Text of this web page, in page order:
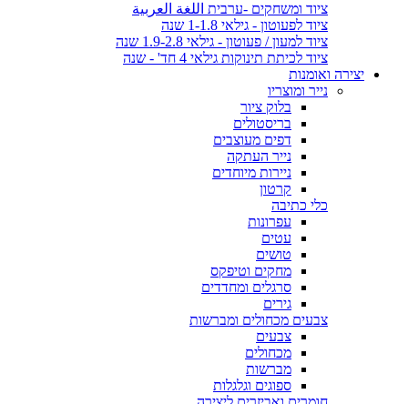
ציוד ומשחקים -ערבית اللغة العربية
ציוד לפעוטון - גילאי 1-1.8 שנה
ציוד למעון / פעוטון - גילאי 1.9-2.8 שנה
ציוד לכיתת תינוקות גילאי 4 חד' - שנה
יצירה ואומנות
נייר ומוצריו
בלוק ציור
בריסטולים
דפים מעוצבים
נייר העתקה
ניירות מיוחדים
קרטון
כלי כתיבה
עפרונות
עטים
טושים
מחקים וטיפקס
סרגלים ומחדדים
גירים
צבעים מכחולים ומברשות
צבעים
מכחולים
מברשות
ספוגים וגלגלות